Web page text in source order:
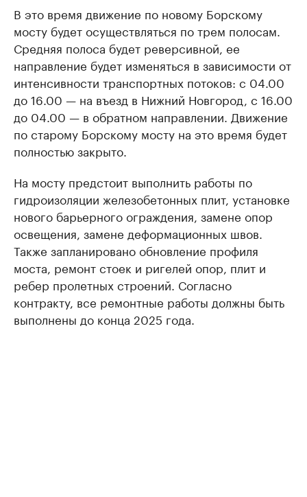
В это время движение по новому Борскому
мосту будет осуществляться по трем полосам.
Средняя полоса будет реверсивной, ее
направление будет изменяться в зависимости от
интенсивности транспортных потоков: с 04.00
до 16.00 — на въезд в Нижний Новгород, с 16.00
до 04.00 — в обратном направлении. Движение
по старому Борскому мосту на это время будет
полностью закрыто.
На мосту предстоит выполнить работы по
гидроизоляции железобетонных плит, установке
нового барьерного ограждения, замене опор
освещения, замене деформационных швов.
Также запланировано обновление профиля
моста, ремонт стоек и ригелей опор, плит и
ребер пролетных строений. Согласно
контракту, все ремонтные работы должны быть
выполнены до конца 2025 года.